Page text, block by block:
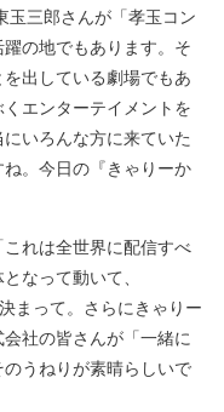
玉三郎さんが「孝玉コン
の地でもあります。そ
出している劇場でもあ
エンターテイメントを
いろんな方に来ていた
。今日の『きゃりーか
れは全世界に配信すべ
なって動いて、
まって。さらにきゃりー
社の皆さんが「一緒に
うねりが素晴らしいで